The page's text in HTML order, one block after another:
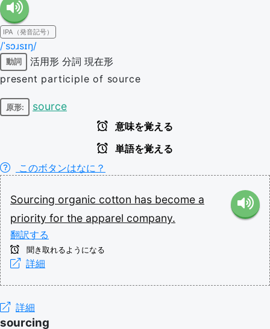
IPA（発音記号）
/ˈsɔɹsɪŋ/
動詞 活用形 分詞 現在形
present participle of source
原形: source
意味を覚える
単語を覚える
このボタンはなに？
Sourcing organic cotton has become a
priority for the apparel company.
翻訳する
聞き取れるようになる
詳細
詳細
sourcing